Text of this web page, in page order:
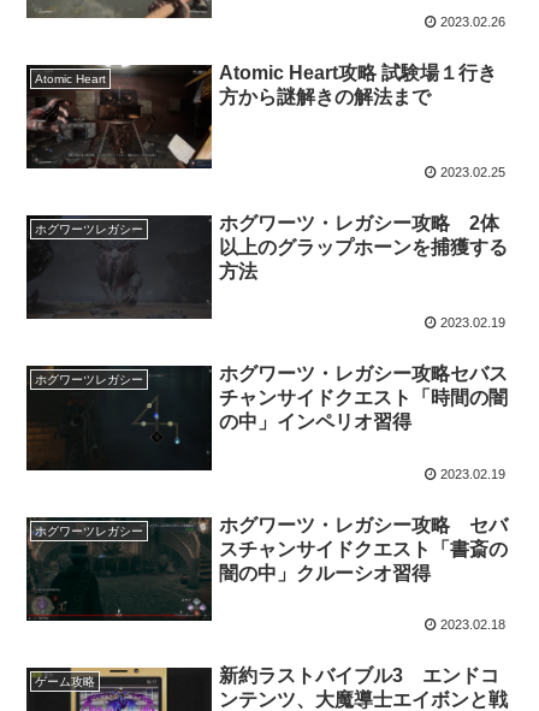
2023.02.26
Atomic Heart
Atomic Heart攻略 試験場１行き
方から謎解きの解法まで
2023.02.25
ホグワーツレガシー
ホグワーツ・レガシー攻略 2体
以上のグラップホーンを捕獲する
方法
2023.02.19
ホグワーツレガシー
ホグワーツ・レガシー攻略セバス
チャンサイドクエスト「時間の闇
の中」インペリオ習得
2023.02.19
ホグワーツレガシー
ホグワーツ・レガシー攻略 セバ
スチャンサイドクエスト「書斎の
闇の中」クルーシオ習得
2023.02.18
ゲーム攻略
新約ラストバイブル3 エンドコ
ンテンツ、大魔導士エイボンと戦